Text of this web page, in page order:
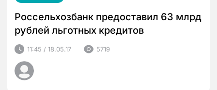
Россельхозбанк предоставил 63 млрд
рублей льготных кредитов
11:45 / 18.05.17 5719